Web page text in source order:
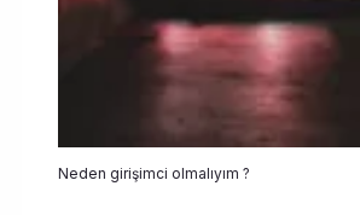
Neden girişimci olmalıyım ?